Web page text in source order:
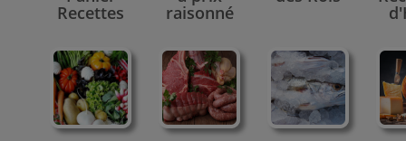
Recettes raisonné